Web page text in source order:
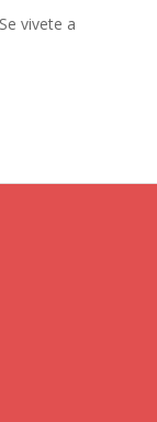
vivete a